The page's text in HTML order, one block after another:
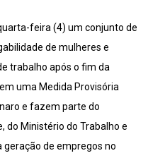
feira (4) um conjunto de
de mulheres e
trabalho após o fim da
uma Medida Provisória
e fazem parte do
do Ministério do Trabalho e
geração de empregos no